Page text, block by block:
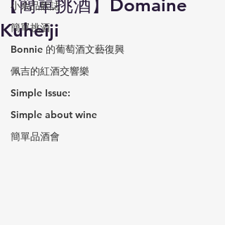
小余品飲誌
簡單挑酒
Bonnie 的葡萄酒文藝復興
佩吉的紅酒交響樂
Simple Issue:
Simple about wine
簡單品酒會
【簡單挑酒】Domaine
Kuheiji